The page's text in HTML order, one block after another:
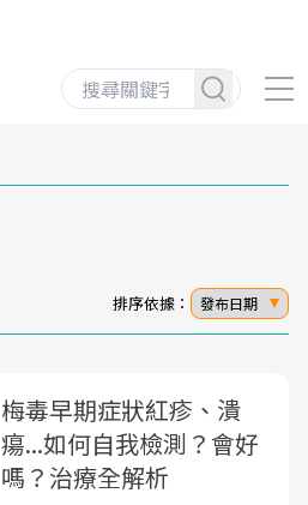
排序依據： 發布日期
梅毒早期症狀紅疹、潰
瘍...如何自我檢測？會好
嗎？治療全解析